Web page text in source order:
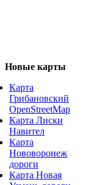
Новые карты
Карта
Грибановский
OpenStreetMap
Карта Лиски
Навител
Карта
Нововоронеж
дороги
Карта Новая